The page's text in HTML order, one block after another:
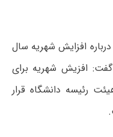
افزایش شهریه سال
افزیش شهریه برای
رئیسه دانشگاه قرار